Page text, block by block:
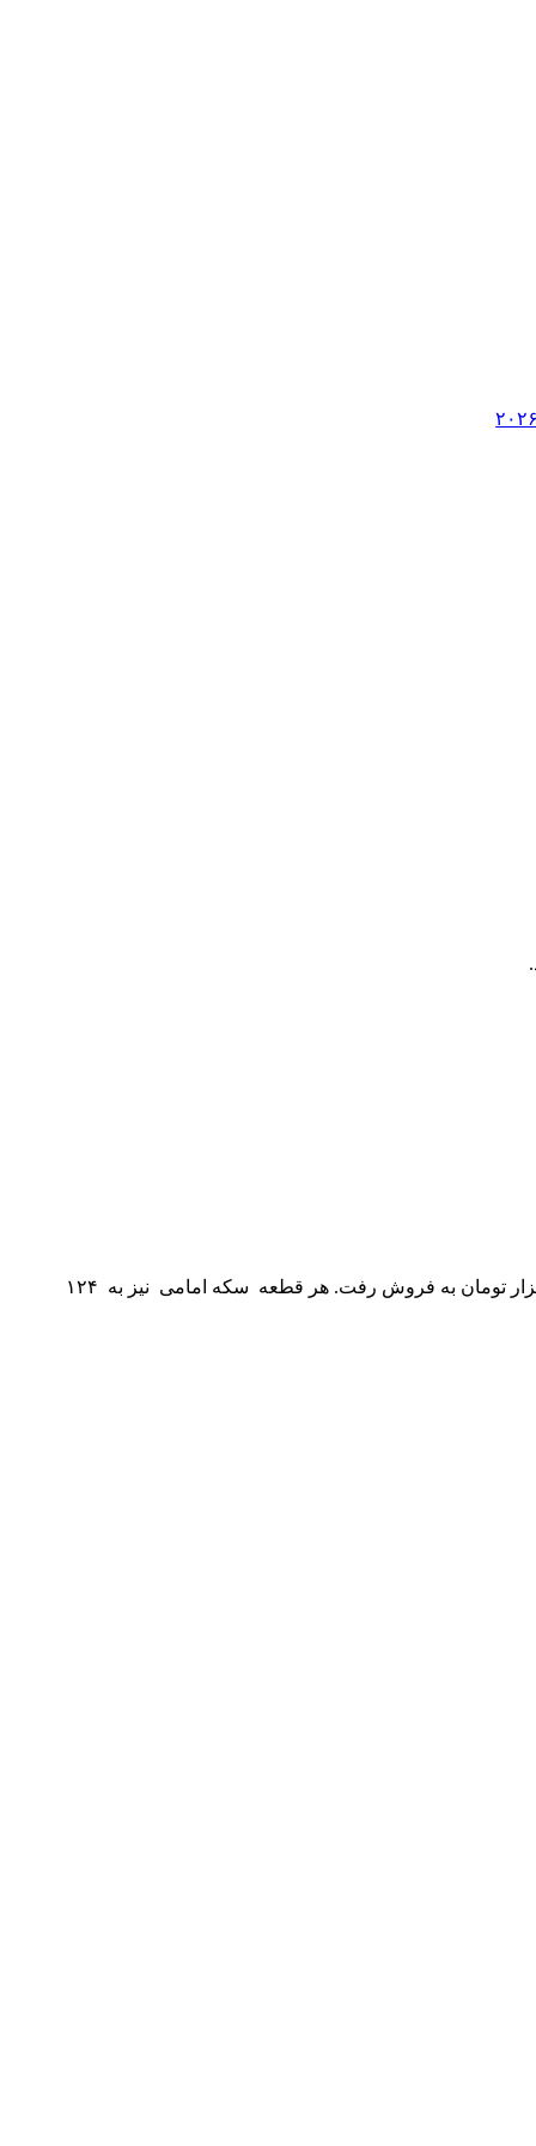
طبق آخرین قیمت های اعلام شده از بازار طلا، هر گرم طلای ۱۸عیار در بازار تهران امروز سه‌شنبه ۱۱ آذر به قیمت ۱۲ میلیون و ۲۸ هزار تومان به فروش رفت. هر قطعه سکه امامی نیز به ۱۲۴